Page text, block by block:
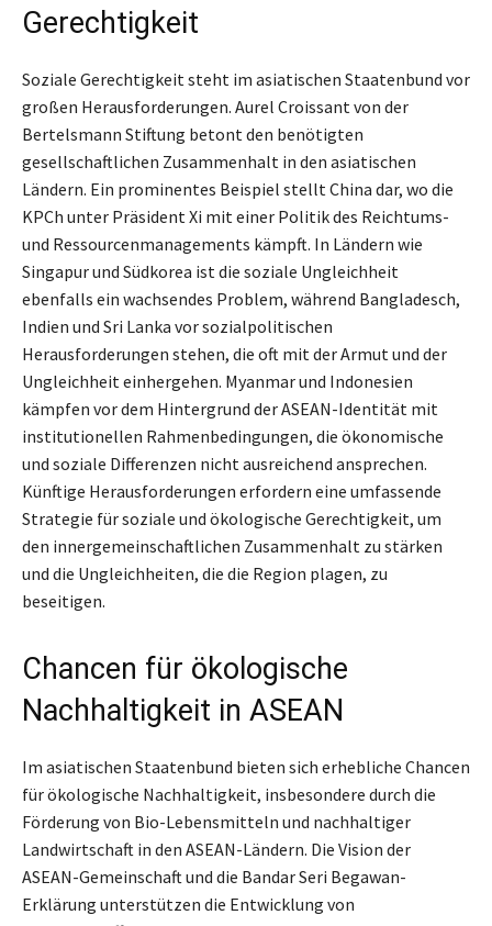
Gerechtigkeit
Soziale Gerechtigkeit steht im asiatischen Staatenbund vor
großen Herausforderungen. Aurel Croissant von der
Bertelsmann Stiftung betont den benötigten
gesellschaftlichen Zusammenhalt in den asiatischen
Ländern. Ein prominentes Beispiel stellt China dar, wo die
KPCh unter Präsident Xi mit einer Politik des Reichtums-
und Ressourcenmanagements kämpft. In Ländern wie
Singapur und Südkorea ist die soziale Ungleichheit
ebenfalls ein wachsendes Problem, während Bangladesch,
Indien und Sri Lanka vor sozialpolitischen
Herausforderungen stehen, die oft mit der Armut und der
Ungleichheit einhergehen. Myanmar und Indonesien
kämpfen vor dem Hintergrund der ASEAN-Identität mit
institutionellen Rahmenbedingungen, die ökonomische
und soziale Differenzen nicht ausreichend ansprechen.
Künftige Herausforderungen erfordern eine umfassende
Strategie für soziale und ökologische Gerechtigkeit, um
den innergemeinschaftlichen Zusammenhalt zu stärken
und die Ungleichheiten, die die Region plagen, zu
beseitigen.
Chancen für ökologische
Nachhaltigkeit in ASEAN
Im asiatischen Staatenbund bieten sich erhebliche Chancen
für ökologische Nachhaltigkeit, insbesondere durch die
Förderung von Bio-Lebensmitteln und nachhaltiger
Landwirtschaft in den ASEAN-Ländern. Die Vision der
ASEAN-Gemeinschaft und die Bandar Seri Begawan-
Erklärung unterstützen die Entwicklung von